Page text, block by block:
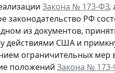
Закона № 173-ФЗ,
законодательство РФ
из документов,
США и
ограничительных
положений Закона №